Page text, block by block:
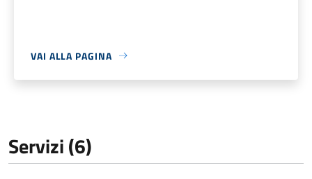
VAI ALLA PAGINA
Servizi (6)